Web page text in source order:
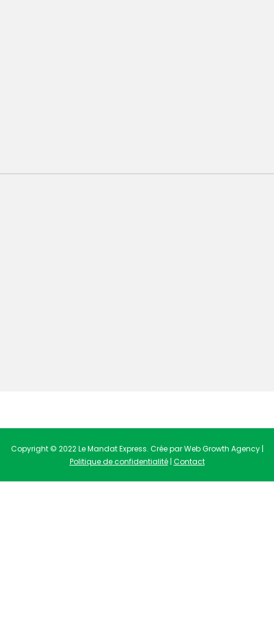
Copyright © 2022 Le Mandat Express. Crée par Web Growth Agency |
Politique de confidentialité| Contact